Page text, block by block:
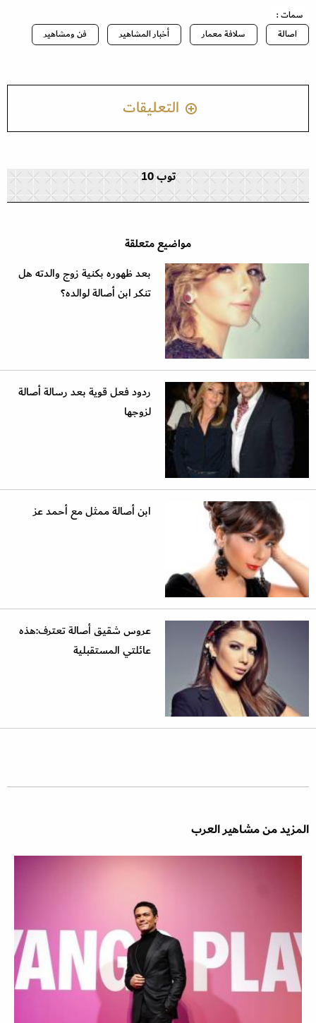
سمات :
اصالة
سلافة معمار أخبار المشاهير فن ومشاهير
التعليقات
توب 10
مواضيع متعلقة
بعد ظهوره بكنية زوج والدته هل
تنكر ابن أصالة لوالده؟
ردود فعل قوية بعد رسالة أصالة
لزوجها
ابن أصالة ممثل مع أحمد عز
عروس شقيق أصالة تعترف:هذه
عائلتي المستقبلية
المزيد من مشاهير العرب